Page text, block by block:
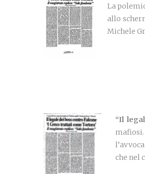
La
allo
Michele
“Il
che nel